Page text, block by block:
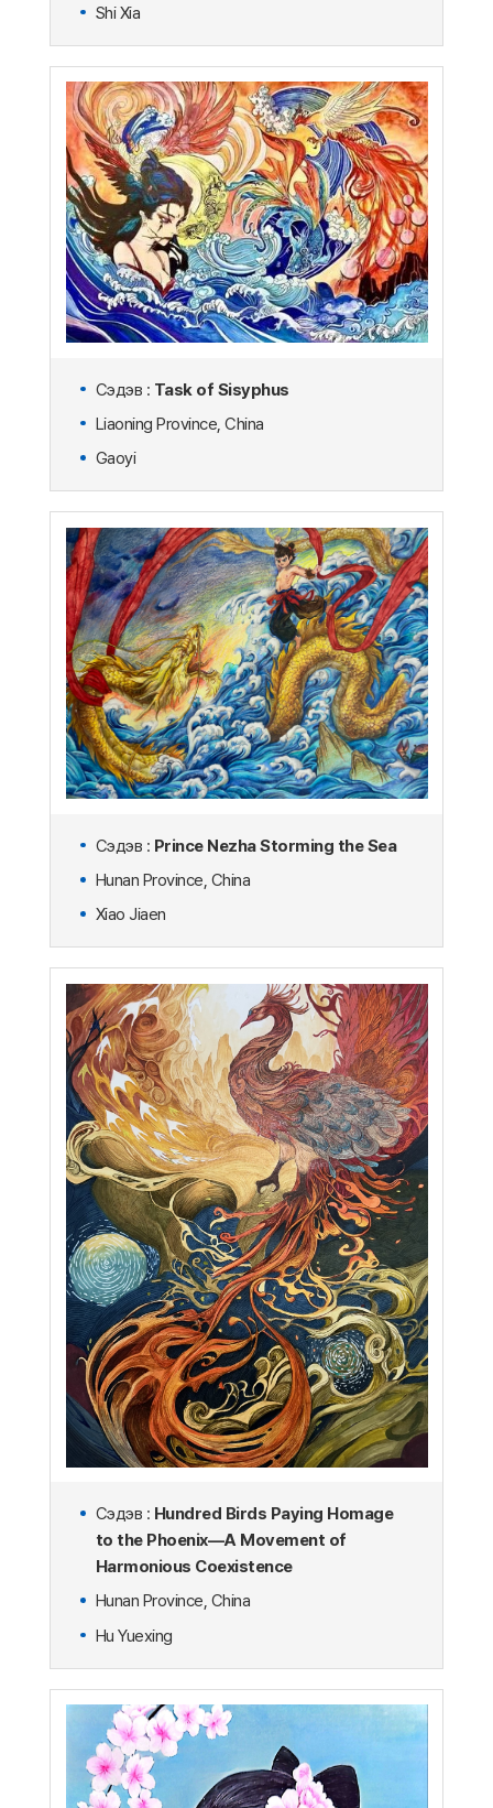
Shi Xia
Сэдэв : Task of Sisyphus
Liaoning Province, China
Gaoyi
Сэдэв : Prince Nezha Storming the Sea
Hunan Province, China
Xiao Jiaen
Сэдэв : Hundred Birds Paying Homage
to the Phoenix—A Movement of
Harmonious Coexistence
Hunan Province, China
Hu Yuexing